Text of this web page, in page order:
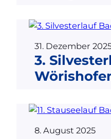
31. Dezember
3.
8. August 2025